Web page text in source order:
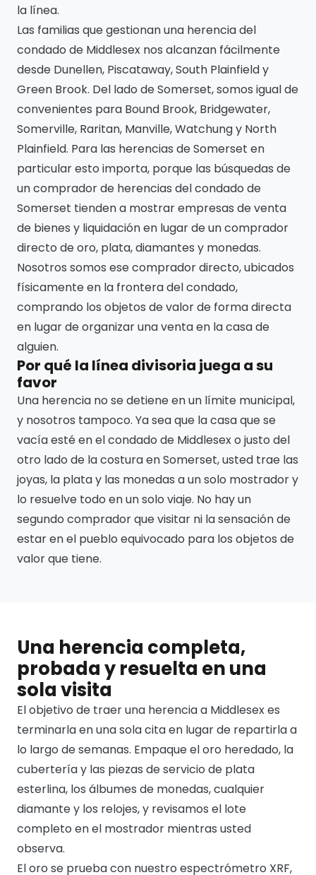
la línea.
Las familias que gestionan una herencia del
condado de Middlesex nos alcanzan fácilmente
desde Dunellen, Piscataway, South Plainfield y
Green Brook. Del lado de Somerset, somos igual de
convenientes para Bound Brook, Bridgewater,
Somerville, Raritan, Manville, Watchung y North
Plainfield. Para las herencias de Somerset en
particular esto importa, porque las búsquedas de
un comprador de herencias del condado de
Somerset tienden a mostrar empresas de venta
de bienes y liquidación en lugar de un comprador
directo de oro, plata, diamantes y monedas.
Nosotros somos ese comprador directo, ubicados
físicamente en la frontera del condado,
comprando los objetos de valor de forma directa
en lugar de organizar una venta en la casa de
alguien.
Por qué la línea divisoria juega a su
favor
Una herencia no se detiene en un límite municipal,
y nosotros tampoco. Ya sea que la casa que se
vacía esté en el condado de Middlesex o justo del
otro lado de la costura en Somerset, usted trae las
joyas, la plata y las monedas a un solo mostrador y
lo resuelve todo en un solo viaje. No hay un
segundo comprador que visitar ni la sensación de
estar en el pueblo equivocado para los objetos de
valor que tiene.
Una herencia completa,
probada y resuelta en una
sola visita
El objetivo de traer una herencia a Middlesex es
terminarla en una sola cita en lugar de repartirla a
lo largo de semanas. Empaque el oro heredado, la
cubertería y las piezas de servicio de plata
esterlina, los álbumes de monedas, cualquier
diamante y los relojes, y revisamos el lote
completo en el mostrador mientras usted
observa.
El oro se prueba con nuestro espectrómetro XRF,